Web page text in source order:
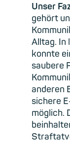
Unser
gehört
Alltag. In
konnte
saubere
anderen
sichere
möglich.